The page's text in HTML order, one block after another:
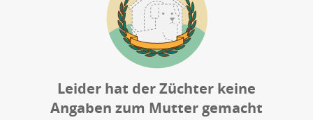
Leider hat der Züchter keine
Angaben zum Mutter gemacht